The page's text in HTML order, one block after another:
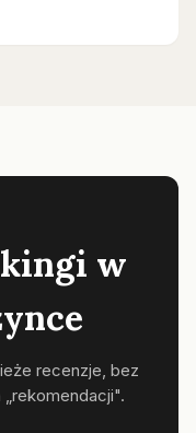
w
recenzje, bez